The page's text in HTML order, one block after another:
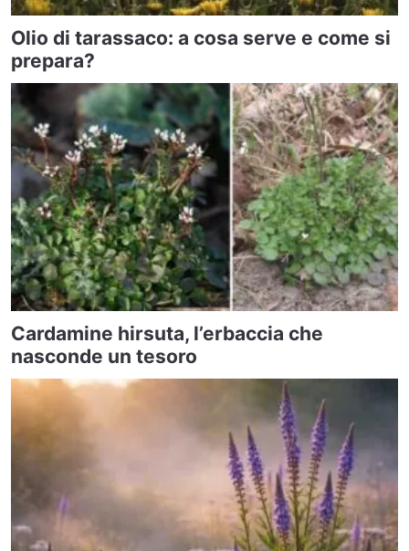
Olio di tarassaco: a cosa serve e come si
prepara?
Cardamine hirsuta, l’erbaccia che
nasconde un tesoro